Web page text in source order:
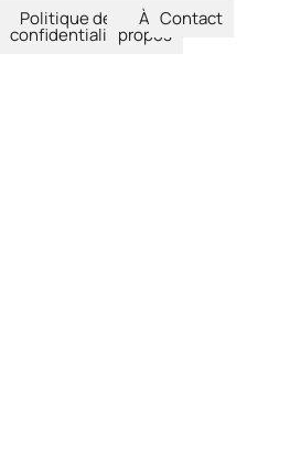
Politique de
confidentialité
À
propos
Contact